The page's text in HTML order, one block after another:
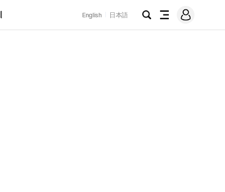
English 日本語
검
전
메
그